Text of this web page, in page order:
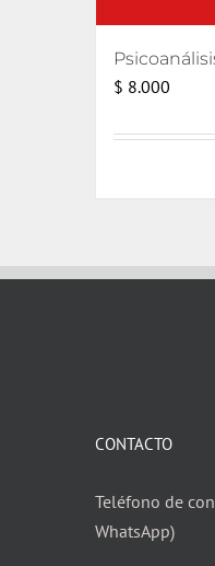
$ 8.000
CONTACTO
Teléfono de
WhatsApp)